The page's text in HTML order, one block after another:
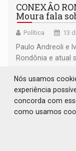
CONEXÃO
Moura fala
Política 13
Paulo Andreoli e
Rondônia e atual
Nós usamos
experiência
concorda com
como usamos